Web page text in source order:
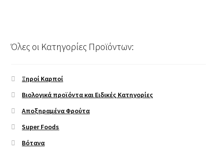
Όλες οι Κατηγορίες Προϊόντων:
Ξηροί Καρποί
Βιολογικά προϊόντα και Ειδικές Κατηγορίες
Αποξηραμένα Φρούτα
Super Foods
Βότανα